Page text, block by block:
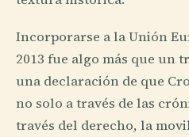
Incorporarse a la Unión
2013 fue algo más que un
una declaración de que
no solo a través de las
través del derecho, la